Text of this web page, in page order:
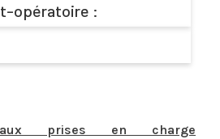
opératoire :
prises en charge